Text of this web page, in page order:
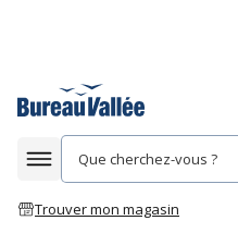
Afficher la navigation
Trouver mon magasin